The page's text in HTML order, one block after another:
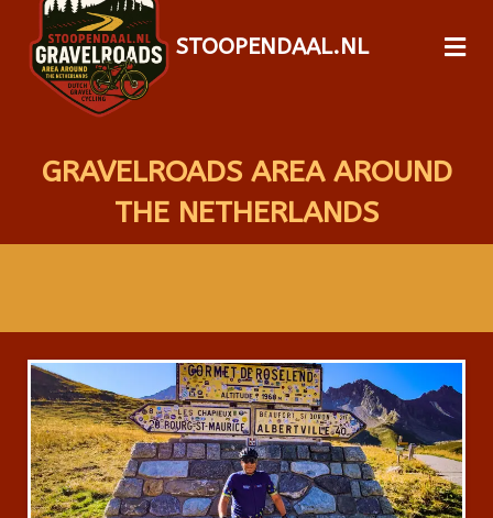
STOOPENDAAL.NL
GRAVELROADS AREA AROUND
THE NETHERLANDS